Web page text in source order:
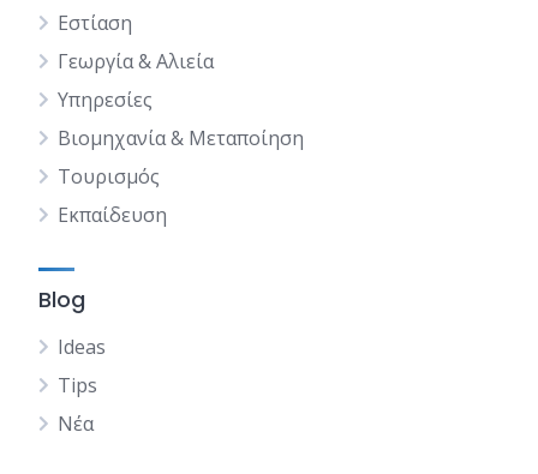
Εστίαση
Γεωργία & Αλιεία
Υπηρεσίες
Βιομηχανία & Μεταποίηση
Τουρισμός
Εκπαίδευση
Blog
Ideas
Tips
Νέα